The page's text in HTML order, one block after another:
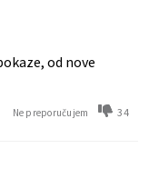
od nove
Ne preporučujem 34